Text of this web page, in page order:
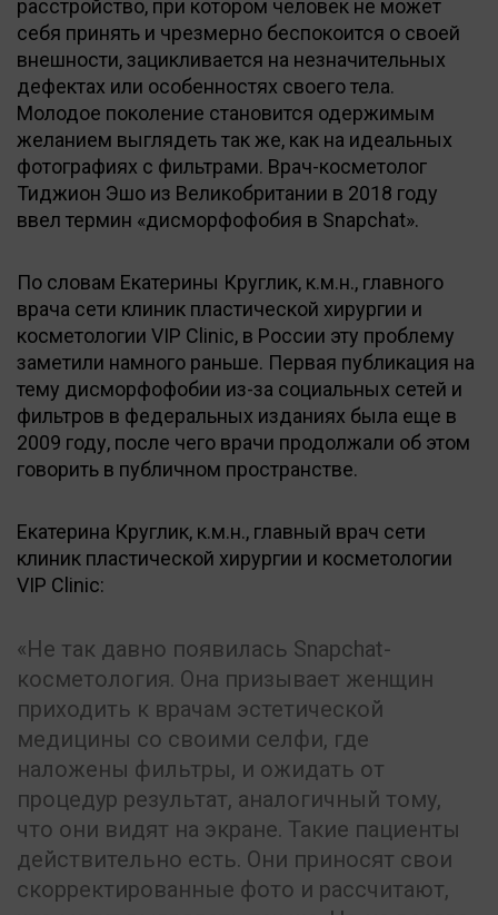
расстройство, при котором человек не может
себя принять и чрезмерно беспокоится о своей
внешности, зацикливается на незначительных
дефектах или особенностях своего тела.
Молодое поколение становится одержимым
желанием выглядеть так же, как на идеальных
фотографиях с фильтрами. Врач-косметолог
Тиджион Эшо из Великобритании в 2018 году
ввел термин «дисморфофобия в Snapchat».
По словам Екатерины Круглик, к.м.н., главного
врача сети клиник пластической хирургии и
косметологии VIP Clinic, в России эту проблему
заметили намного раньше. Первая публикация на
тему дисморфофобии из-за социальных сетей и
фильтров в федеральных изданиях была еще в
2009 году, после чего врачи продолжали об этом
говорить в публичном пространстве.
Екатерина Круглик, к.м.н., главный врач сети
клиник пластической хирургии и косметологии
VIP Clinic:
Не так давно появилась Snapchat-
косметология. Она призывает женщин
приходить к врачам эстетической
медицины со своими селфи, где
наложены фильтры, и ожидать от
процедур результат, аналогичный тому,
что они видят на экране. Такие пациенты
действительно есть. Они приносят свои
скорректированные фото и рассчитают,